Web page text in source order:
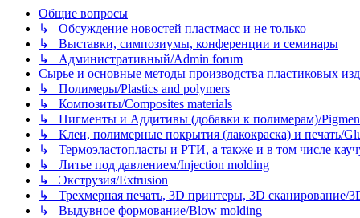
Общие вопросы
↳ Обсуждение новостей пластмасс и не только
↳ Выставки, симпозиумы, конференции и семинары
↳ Административный/Admin forum
Сырье и основные методы производства пластиковых
↳ Полимеры/Plastics and polymers
↳ Композиты/Сomposites materials
↳ Пигменты и Аддитивы (добавки к полимерам)/
↳ Клеи, полимерные покрытия (лакокраска) и печать/
↳ Термоэластопласты и РТИ, а также и в том числе
↳ Литье под давлением/Injection molding
↳ Экструзия/Extrusion
↳ Трехмерная печать, 3D принтеры, 3D сканирование/
↳ Выдувное формование/Blow molding